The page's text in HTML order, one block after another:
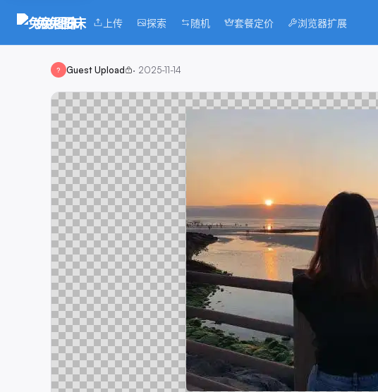
兔兔图床 上传 探索 随机 套餐定价 浏览器扩展
? Guest Upload · 2025-11-14